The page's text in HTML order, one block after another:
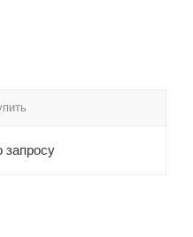
запросу